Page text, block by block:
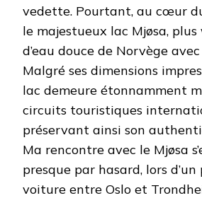
vedette. Pourtant, au cœur du
le majestueux lac Mjøsa,
d’eau douce de Norvège
Malgré ses dimensions
lac demeure étonnamment
circuits touristiques
préservant ainsi son
Ma rencontre avec le Mjøsa
presque par hasard, lors
voiture entre Oslo et